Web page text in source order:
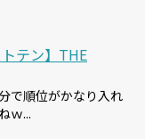
テン】THE
で順位がかなり入れ
ｗ...